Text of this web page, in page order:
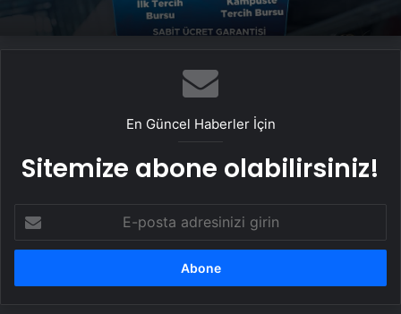
En Güncel Haberler İçin
Sitemize abone olabilirsiniz!
posta
adresinizi